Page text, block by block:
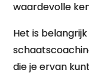
waardevolle
Het is
die je ervan